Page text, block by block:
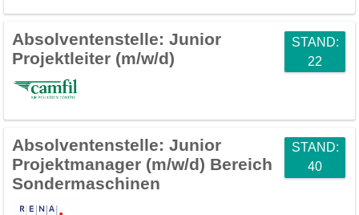
Absolventenstelle: Junior
Projektleiter (m/w/d)
STAND:
22
Absolventenstelle: Junior
Projektmanager (m/w/d) Bereich
Sondermaschinen
STAND:
40